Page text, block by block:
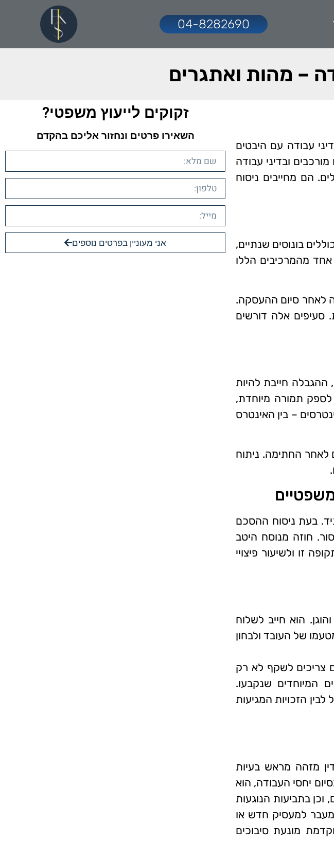
04-8282690
– מהות ואתגרים
עבודה עם היבטים
מורכבים ובדיני עבודה
הם מחייבים ניסוח
בונוסים שנתיים,
אחד מהמרכיבים הללו
לאחר סיום ההעסקה.
סעיפים אלה דורשים
ההגבלה חייבת להיות
לספק תמורה מיוחדת,
– בין האינטרס
לאחר החתימה. ניתוח
בעת ניסוח ההסכם
חוזה מנוסח היטב
זו ולשיעור פיצויי
הוא חייב לשלוח
של העובד ולבחון
צריכים לשקף לא רק
המיוחדים שנקבעו.
הזכויות המגיעות
מזהה מראש בעיות
יחסי העבודה, הוא
וכן בתביעות הנוגעות
מעבר למעסיק חדש או
מונעת סיבוכים
זקוקים לייעוץ משפטי?​
השאירו פרטים ונחזור אליכם בהקדם​
אני מעוניין בפרטים נוספים